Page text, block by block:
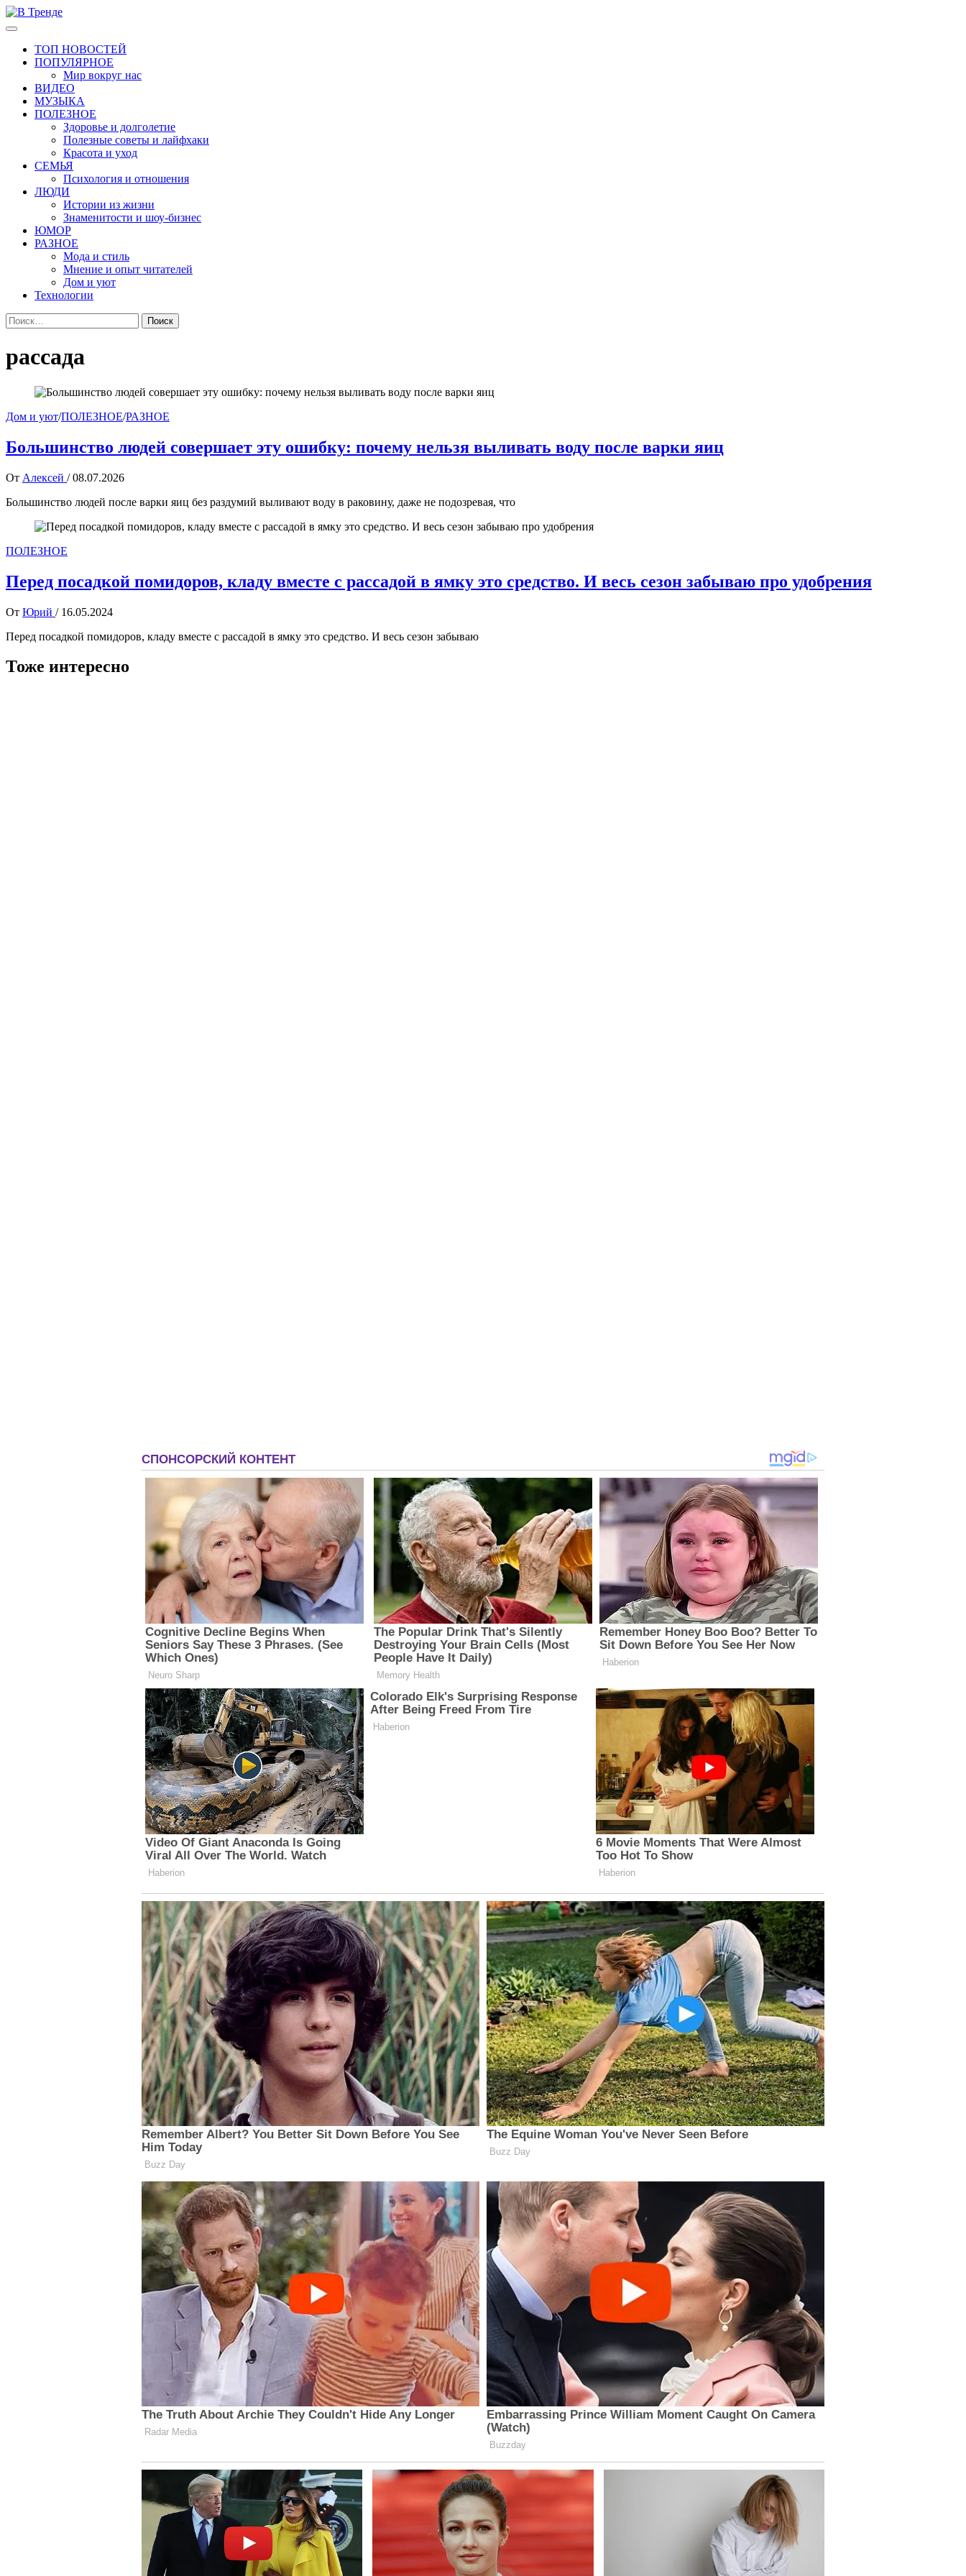
Перейти
к
Основное
ТОП НОВОСТЕЙ
ПОПУЛЯРНОЕ
Мир вокруг нас
ВИДЕО
МУЗЫКА
ПОЛЕЗНОЕ
Здоровье и долголетие
Полезные советы и лайфхаки
Красота и уход
СЕМЬЯ
Психология и отношения
ЛЮДИ
Истории из жизни
Знаменитости и шоу-бизнес
ЮМОР
РАЗНОЕ
Мода и стиль
Мнение и опыт читателей
Дом и уют
Технологии
Найти:
рассада
Дом и уют/ПОЛЕЗНОЕ/РАЗНОЕ
Большинство людей совершает эту ошибку: почему нельзя выливать воду после варки яиц
От Алексей / 08.07.2026
Большинство людей после варки яиц без раздумий выливают воду в раковину, даже не подозревая, что
ПОЛЕЗНОЕ
Перед посадкой помидоров, кладу вместе с рассадой в ямку это средство. И весь сезон забываю про удобрения
От Юрий / 16.05.2024
Перед посадкой помидоров, кладу вместе с рассадой в ямку это средство. И весь сезон забываю
Тоже интересно